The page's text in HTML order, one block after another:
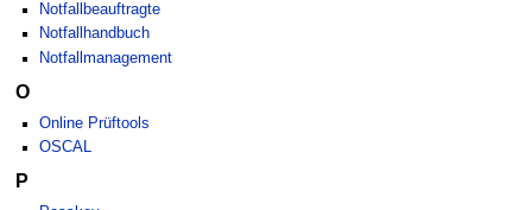
Notfallbeauftragte
Notfallhandbuch
Notfallmanagement
O
Online Prüftools
OSCAL
P